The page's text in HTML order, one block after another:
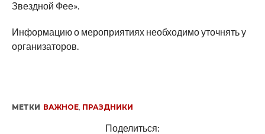
Звездной Фее».
Информацию о мероприятиях необходимо уточнять у
организаторов.
МЕТКИ ВАЖНОЕ, ПРАЗДНИКИ
Поделиться: